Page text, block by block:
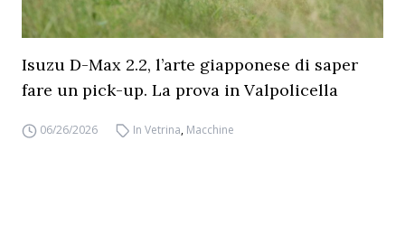
Isuzu D-Max 2.2, l’arte giapponese di saper
fare un pick-up. La prova in Valpolicella
06/26/2026 In Vetrina, Macchine